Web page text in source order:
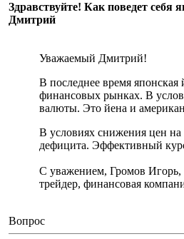
Здравствуйте! Как поведет
Дмитрий
Уважаемый Дмитрий!
В последнее время
финансовых рынках. В
валюты. Это йена и
В условиях снижения цен
дефицита. Эффективный
С уважением, Громов Игорь,
трейдер, финансовая
Вопрос